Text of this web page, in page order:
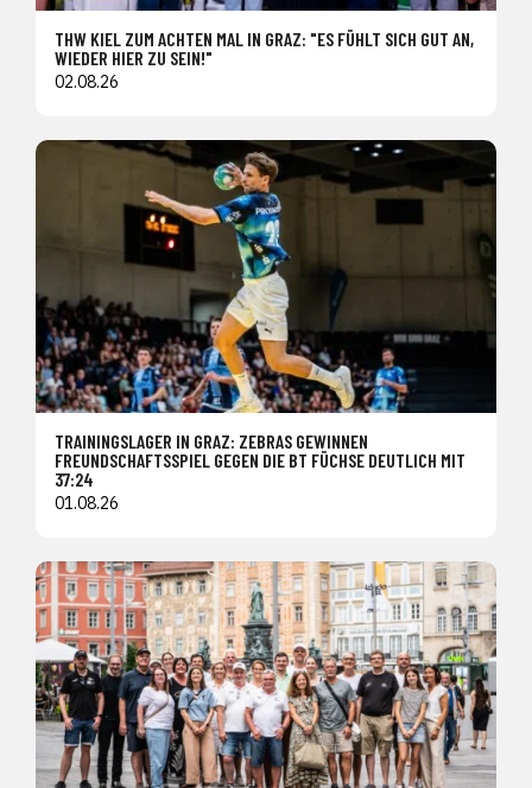
THW KIEL ZUM ACHTEN MAL IN GRAZ: "ES FÜHLT SICH GUT AN,
WIEDER HIER ZU SEIN!"
02.08.26
TRAININGSLAGER IN GRAZ: ZEBRAS GEWINNEN
FREUNDSCHAFTSSPIEL GEGEN DIE BT FÜCHSE DEUTLICH MIT
37:24
01.08.26